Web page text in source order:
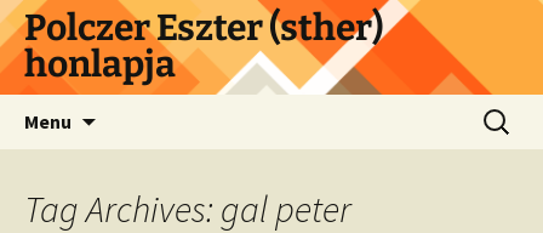
Skip
to
content
Polczer Eszter (sther)
honlapja
Menu
Search
for:
Tag Archives: gal peter